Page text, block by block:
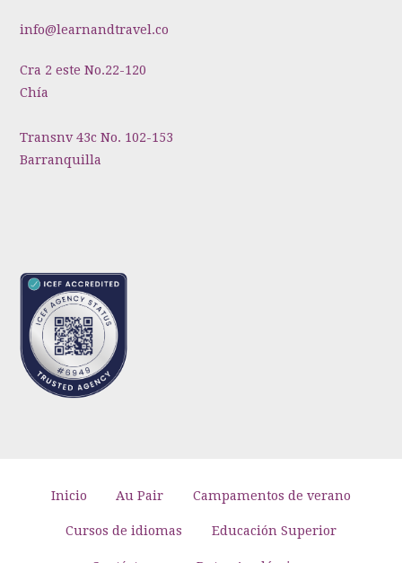
info@learnandtravel.co
Cra 2 este No.22-120
Chía
Transnv 43c No. 102-153
Barranquilla
Inicio Au Pair Campamentos de verano
Cursos de idiomas Educación Superior